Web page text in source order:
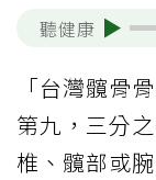
聽健康
「台灣髖骨
第九，三分
椎、髖部或